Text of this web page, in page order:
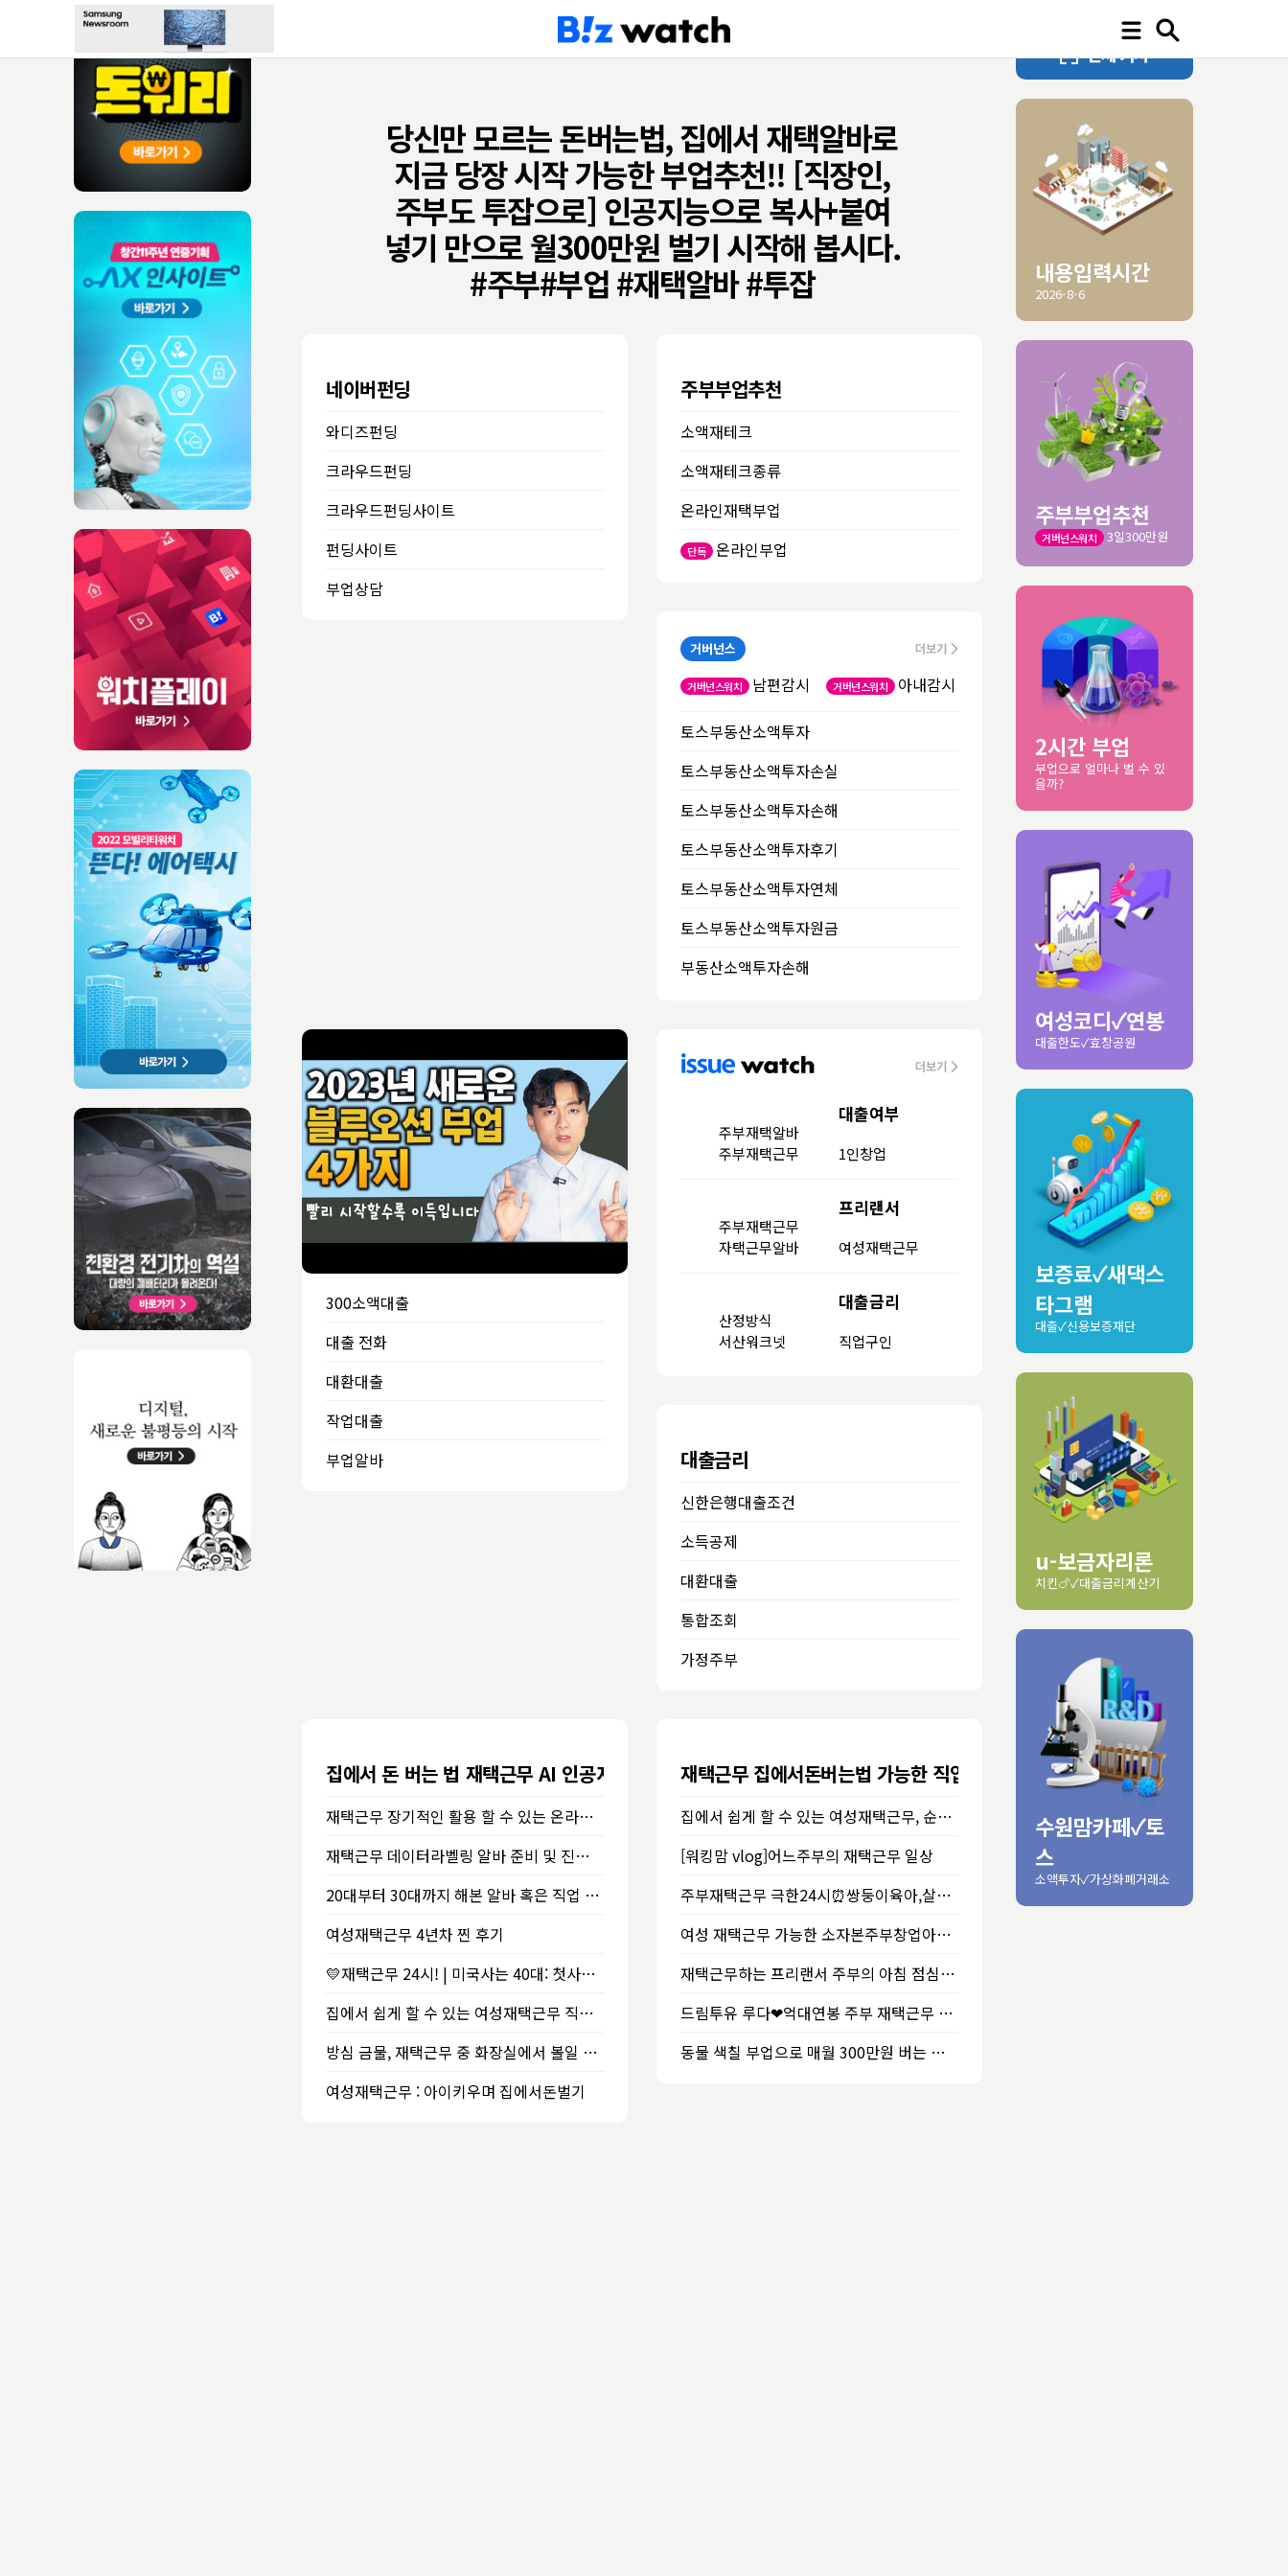
당신만 모르는 돈버는법, 집에서 재택알바로
지금 당장 시작 가능한 부업추천!! [직장인,
주부도 투잡으로] 인공지능으로 복사+붙여
넣기 만으로 월300만원 벌기 시작해 봅시다.
#주부#부업 #재택알바 #투잡
네이버펀딩
와디즈펀딩
크라우드펀딩
크라우드펀딩사이트
펀딩사이트
부업상담
주부부업추천
소액재테크
소액재테크종류
온라인재택부업
단독 온라인부업
거버넌스
거버넌스워치 남편감시 거버넌스워치 아내감시
토스부동산소액투자
토스부동산소액투자손실
토스부동산소액투자손해
토스부동산소액투자후기
토스부동산소액투자연체
토스부동산소액투자원금
부동산소액투자손해
300소액대출
대출 전화
대환대출
작업대출
부업알바
대출여부
주부재택알바
1인창업
주부재택근무
프리랜서
주부재택근무
여성재택근무
자택근무알바
대출금리
산정방식
직업구인
서산워크넷
대출금리
신한은행대출조건
소득공제
대환대출
통합조회
가정주부
집에서 돈 버는 법 재택근무 AI 인공지능 관련 직업 소개
재택근무 장기적인 활용 할 수 있는 온라인수업 및 재테크 방법
재택근무 데이터라벨링 알바 준비 및 진행절차! 무자본 재테크!
20대부터 30대까지 해본 알바 혹은 직업 총정리하는 포스팅
여성재택근무 4년차 찐 후기
💛재택근무 24시! | 미국사는 40대: 첫사업 10년째, 두번째사업 이제 시작! | 제로웨이스트 제품도, 연구중인 비누도 보여줘야겠고~커피도 마셔야겠고~바쁜 내인생 | 미국일상
집에서 쉽게 할 수 있는 여성재택근무 직업어떠세요?
방심 금물, 재택근무 중 화장실에서 볼일 보는 모습이 영상회의로 나와버린 여성
여성재택근무 : 아이키우며 집에서돈벌기
재택근무 집에서돈버는법 가능한 직업 알아보기
집에서 쉽게 할 수 있는 여성재택근무, 순수교육 빅캣영어로 성공의 길 달려보즈아~
[워킹맘 vlog]어느주부의 재택근무 일상
주부재택근무 극한24시⏰️쌍둥이육아,살림,일/자본금0원주부 집에서돈벌기🔥프리랜서 엄마의삶�
여성 재택근무 가능한 소자본주부창업아이템 BEST
재택근무하는 프리랜서 주부의 아침 점심 저녁 │ "좋아하는 10%를 위해 나머지 90%를 하는거야."
드림투유 루다❤억대연봉 주부 재택근무 부업 초보 성공 직장인 투잡 재테크 노하우
동물 색칠 부업으로 매월 300만원 버는 방법 공개, 직장인 부업, 재택알바, 주부부업, 인공지능 부업 feat.ChatGPT, Midjourney, 아마존KDP
내용입력시간
2026-8-6
주부부업추천
거버넌스워치 3일300만원
2시간 부업
부업으로 얼마나 벌 수 있
을까?
여성코디✓연봉
대출한도✓효창공원
보증료✓새댁스
타그램
대출✓신용보증재단
u-보금자리론
치킨🍗✓대출금리계산기
수원맘카페✓토
스
소액투자✓가상화폐거래소